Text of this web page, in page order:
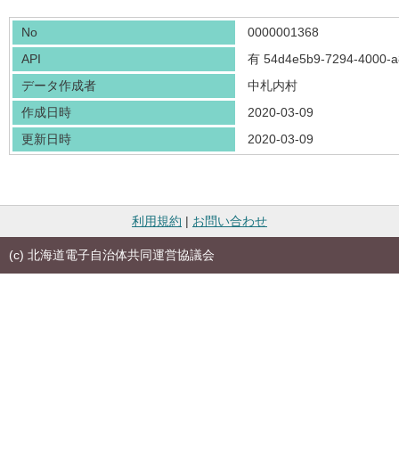
No
0000001368
API
有 54d4e5b9-7294-4000-
データ作成者
中札内村
作成日時
2020-03-09
更新日時
2020-03-09
利用規約 | お問い合わせ
(c) 北海道電子自治体共同運営協議会